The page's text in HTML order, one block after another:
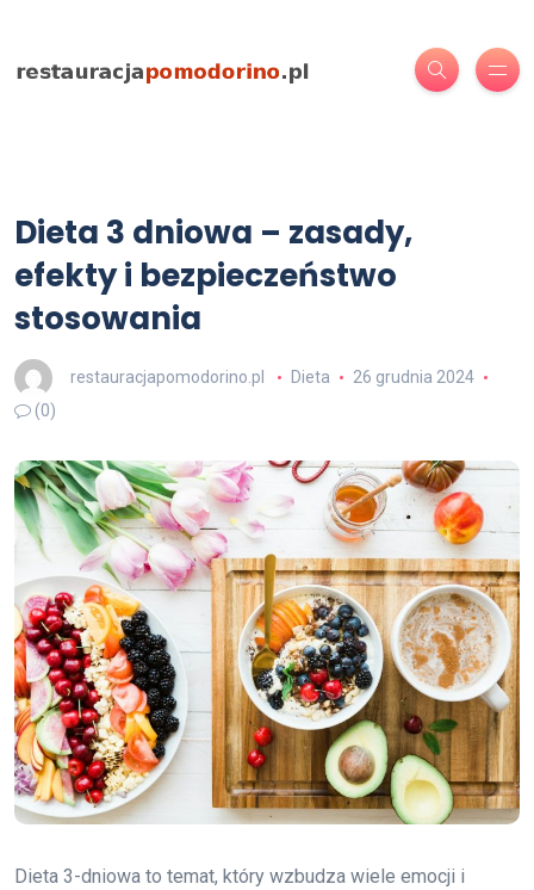
Dieta 3 dniowa – zasady,
efekty i bezpieczeństwo
stosowania
restauracjapomodorino.pl Dieta
26 grudnia 2024
(0)
Dieta 3-dniowa to temat, który wzbudza wiele emocji i